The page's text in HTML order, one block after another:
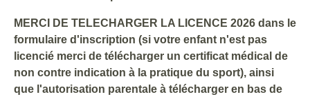
MERCI DE TELECHARGER LA LICENCE 2026 dans le
formulaire d'inscription (si votre enfant n'est pas
licencié merci de télécharger un certificat médical de
non contre indication à la pratique du sport), ainsi
que l'autorisation parentale à télécharger en bas de